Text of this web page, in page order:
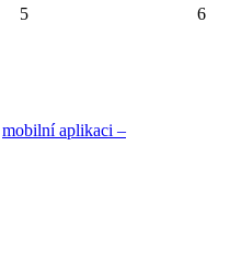
5 6
mobilní aplikaci –